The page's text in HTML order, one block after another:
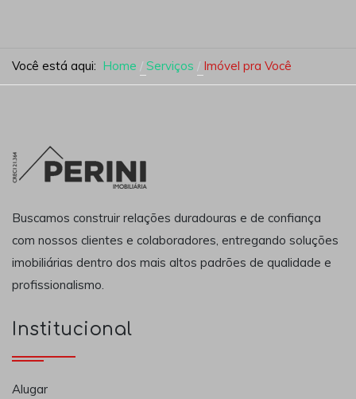
Você está aqui: Home Serviços Imóvel pra Você
Buscamos construir relações duradouras e de confiança
com nossos clientes e colaboradores, entregando soluções
imobiliárias dentro dos mais altos padrões de qualidade e
profissionalismo.
Institucional
Alugar